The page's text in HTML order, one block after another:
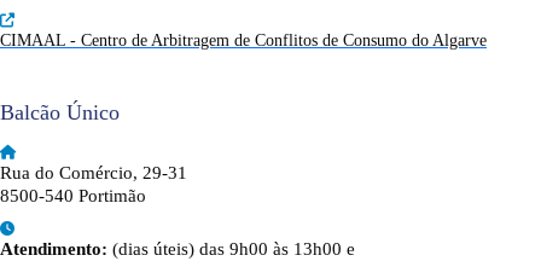
CIMAAL - Centro de Arbitragem de Conflitos de Consumo do Algarve
Balcão Único
Rua do Comércio, 29-31
8500-540 Portimão
Atendimento: (dias úteis) das 9h00 às 13h00 e